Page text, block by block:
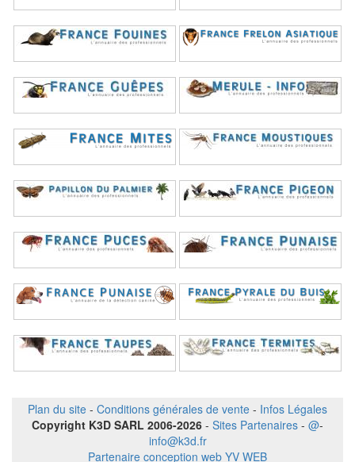
Plan du site - Conditions générales de vente - Infos Légales
Copyright K3D SARL 2006-2026 - Sites Partenaires - @-
info@k3d.fr
Partenaire conception web YV WEB